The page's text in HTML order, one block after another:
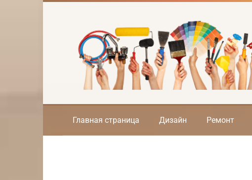
Главная страница Дизайн Ремонт